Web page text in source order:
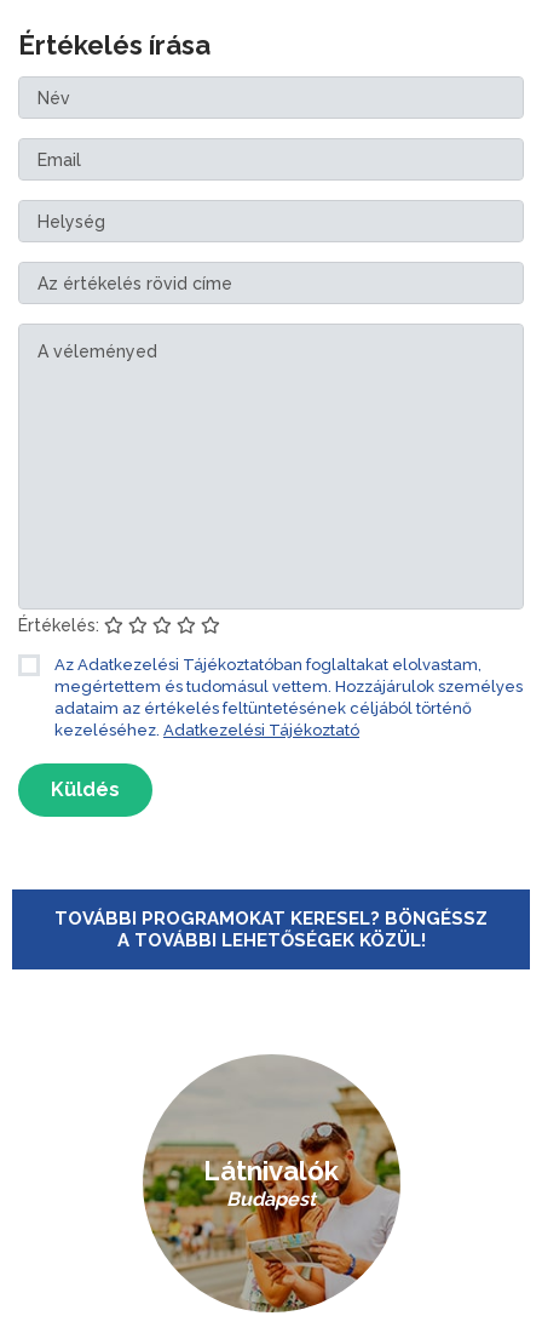
Értékelés írása
Értékelés:
Az Adatkezelési Tájékoztatóban foglaltakat elolvastam,
megértettem és tudomásul vettem. Hozzájárulok személyes
adataim az értékelés feltüntetésének céljából történő
kezeléséhez. Adatkezelési Tájékoztató
Küldés
TOVÁBBI PROGRAMOKAT KERESEL? BÖNGÉSSZ
A TOVÁBBI LEHETŐSÉGEK KÖZÜL!
Látnivalók
Budapest